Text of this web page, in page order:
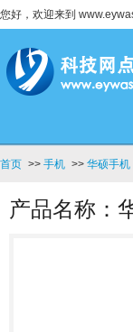
您好，欢迎来到
首页 >> 手机 >> 华硕手机
产品名称：